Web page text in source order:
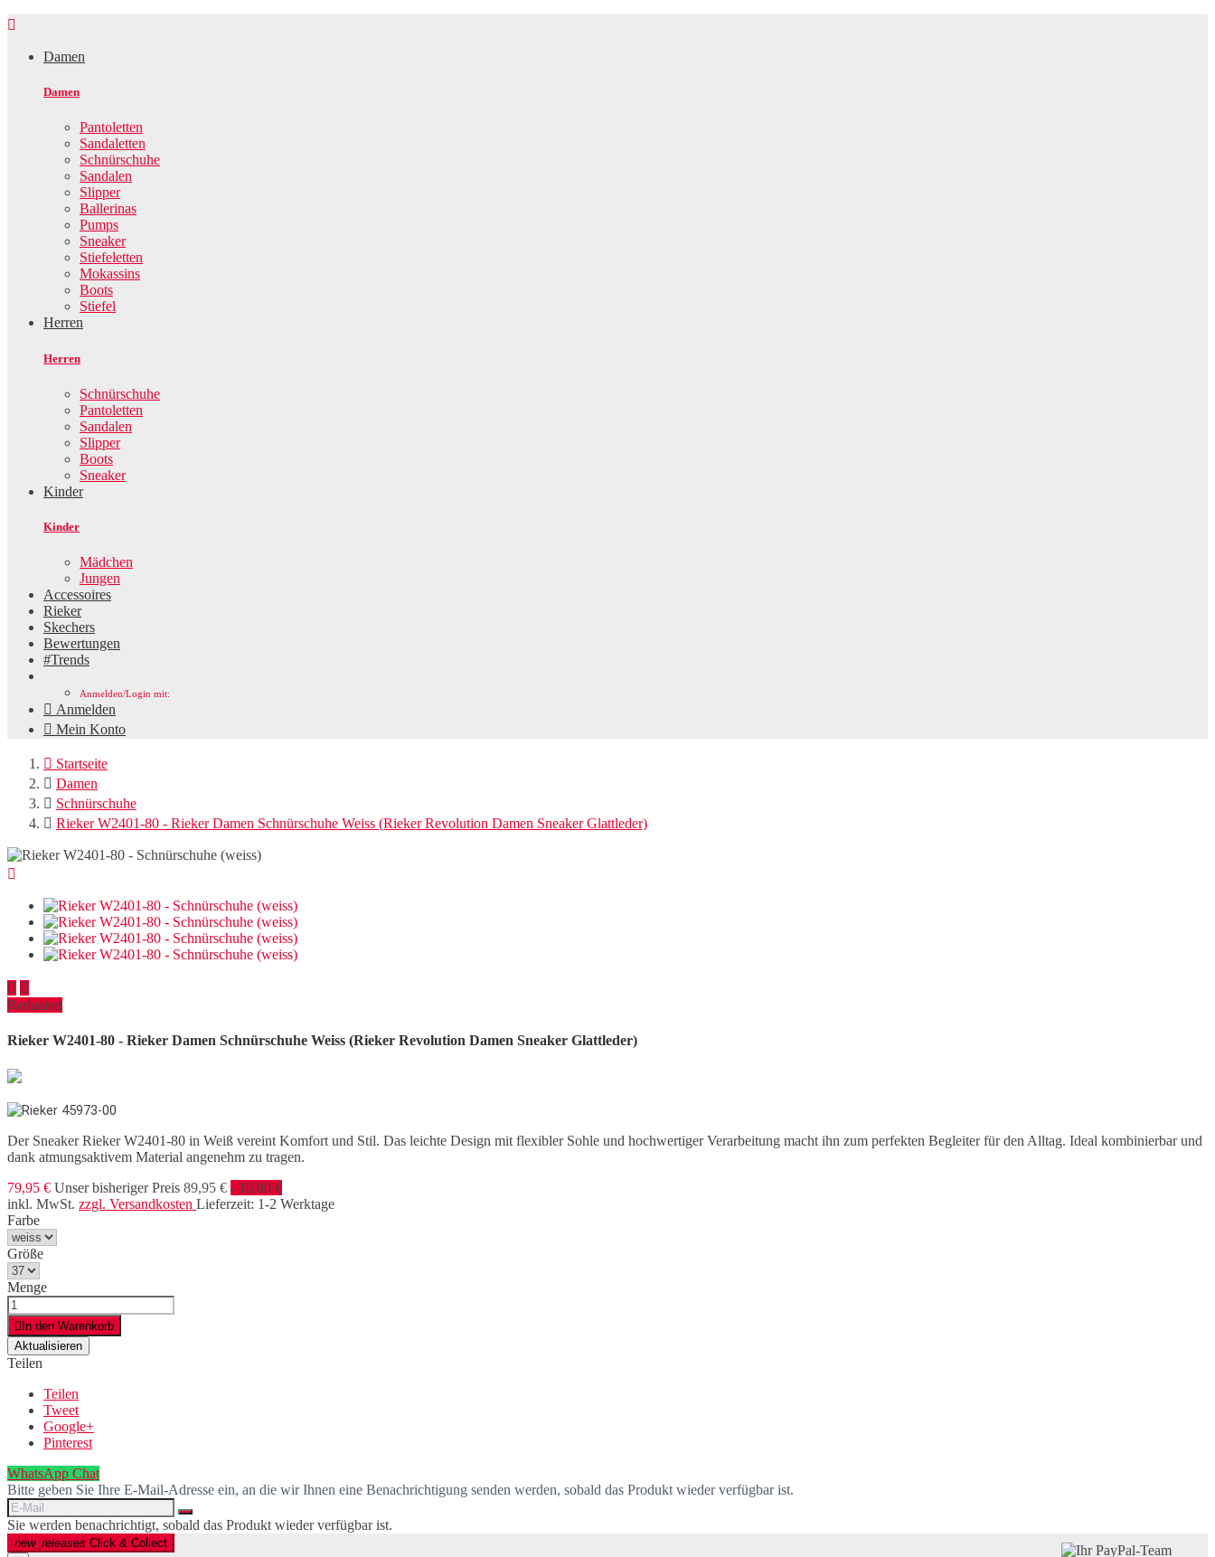

Damen
Damen
Pantoletten
Sandaletten
Schnürschuhe
Sandalen
Slipper
Ballerinas
Pumps
Sneaker
Stiefeletten
Mokassins
Boots
Stiefel
Herren
Herren
Schnürschuhe
Pantoletten
Sandalen
Slipper
Boots
Sneaker
Kinder
Kinder
Mädchen
Jungen
Accessoires
Rieker
Skechers
Bewertungen
#Trends
Anmelden/Login mit:
 Anmelden
 Mein Konto
 Startseite
 Damen
 Schnürschuhe
 Rieker W2401-80 - Rieker Damen Schnürschuhe Weiss (Rieker Revolution Damen Sneaker Glattleder)

 
Reduziert
Rieker W2401-80 - Rieker Damen Schnürschuhe Weiss (Rieker Revolution Damen Sneaker Glattleder)
Der Sneaker Rieker W2401-80 in Weiß vereint Komfort und Stil. Das leichte Design mit flexibler Sohle und hochwertiger Verarbeitung macht ihn zum perfekten Begleiter für den Alltag. Ideal kombinierbar und
dank atmungsaktivem Material angenehm zu tragen.
79,95 € Unser bisheriger Preis 89,95 € - 10,00 €
inkl. MwSt. zzgl. Versandkosten Lieferzeit: 1-2 Werktage
Farbe
Größe
Menge
 In den Warenkorb
Teilen
Teilen
Tweet
Google+
Pinterest
WhatsApp Chat
Bitte geben Sie Ihre E-Mail-Adresse ein, an die wir Ihnen eine Benachrichtigung senden werden, sobald das Produkt wieder verfügbar ist.
Sie werden benachrichtigt, sobald das Produkt wieder verfügbar ist.
new_releases Click & Collect